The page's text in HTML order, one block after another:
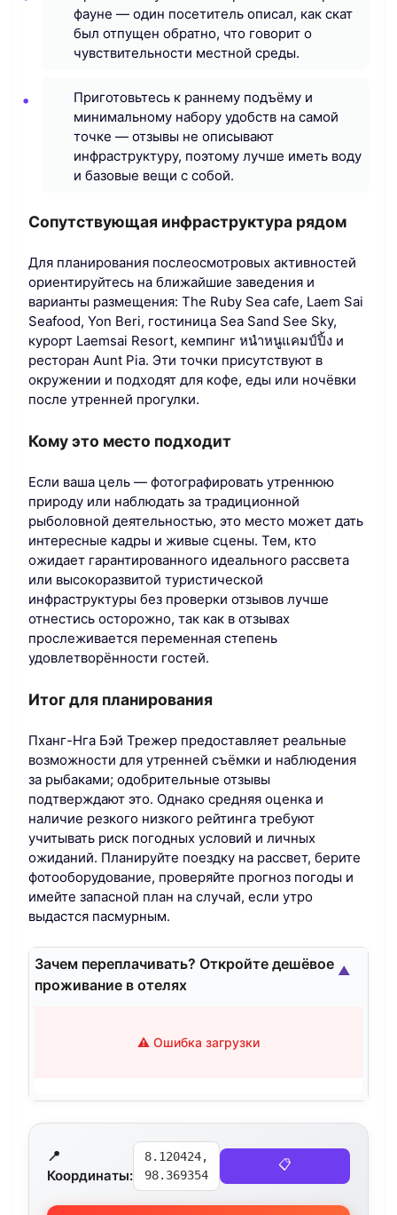
фауне — один посетитель описал, как скат
был отпущен обратно, что говорит о
чувствительности местной среды.
Приготовьтесь к раннему подъёму и
минимальному набору удобств на самой
точке — отзывы не описывают
инфраструктуру, поэтому лучше иметь воду
и базовые вещи с собой.
Сопутствующая инфраструктура рядом
Для планирования послеосмотровых активностей
ориентируйтесь на ближайшие заведения и
варианты размещения: The Ruby Sea cafe, Laem Sai
Seafood, Yon Beri, гостиница Sea Sand See Sky,
курорт Laemsai Resort, кемпинг หนำหนูแคมป์ปิ้ง и
ресторан Aunt Pia. Эти точки присутствуют в
окружении и подходят для кофе, еды или ночёвки
после утренней прогулки.
Кому это место подходит
Если ваша цель — фотографировать утреннюю
природу или наблюдать за традиционной
рыболовной деятельностью, это место может дать
интересные кадры и живые сцены. Тем, кто
ожидает гарантированного идеального рассвета
или высокоразвитой туристической
инфраструктуры без проверки отзывов лучше
отнестись осторожно, так как в отзывах
прослеживается переменная степень
удовлетворённости гостей.
Итог для планирования
Пханг-Нга Бэй Трежер предоставляет реальные
возможности для утренней съёмки и наблюдения
за рыбаками; одобрительные отзывы
подтверждают это. Однако средняя оценка и
наличие резкого низкого рейтинга требуют
учитывать риск погодных условий и личных
ожиданий. Планируйте поездку на рассвет, берите
фотооборудование, проверяйте прогноз погоды и
имейте запасной план на случай, если утро
выдастся пасмурным.
Зачем переплачивать? Откройте дешёвое
проживание в отелях
⚠️ Ошибка загрузки
▲
📍
Координаты:
8.120424,
98.369354
📋